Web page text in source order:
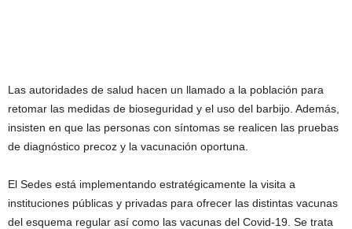
Las autoridades de salud hacen un llamado a la población para
retomar las medidas de bioseguridad y el uso del barbijo. Además,
insisten en que las personas con síntomas se realicen las pruebas
de diagnóstico precoz y la vacunación oportuna.
El Sedes está implementando estratégicamente la visita a
instituciones públicas y privadas para ofrecer las distintas vacunas
del esquema regular así como las vacunas del Covid-19. Se trata